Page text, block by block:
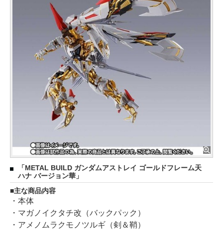
「METAL BUILD ガンダムアストレイ ゴールドフレーム天
ハナ バージョン華」
主な商品内容
・本体
・マガノイクタチ改（バックパック）
・アメノムラクモノツルギ（剣＆鞘）